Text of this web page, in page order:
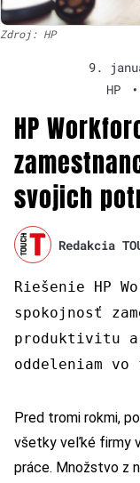
Zdroj: HP
9.
HP
•
HP
svojich
Redakcia
Riešenie HP
spokojnosť
produktivitu
oddeleniam vo
Pred tromi rokmi,
všetky veľké firmy
práce. Množstvo z